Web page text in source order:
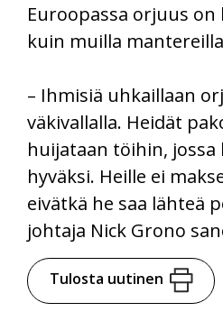
Euroopassa orjuus
kuin muilla
– Ihmisiä uhkaillaan
väkivallalla. Heidät
huijataan töihin, jossa
hyväksi. Heille ei
eivätkä he saa lähteä
johtaja Nick Grono
Tulosta uutinen